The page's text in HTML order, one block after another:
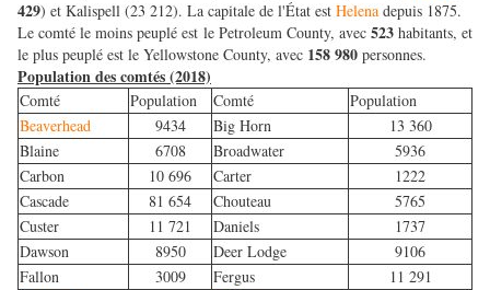
429) et Kalispell (23 212). La capitale de l'État est Helena depuis 1875.
Le comté le moins peuplé est le Petroleum County, avec 523 habitants, et
le plus peuplé est le Yellowstone County, avec 158 980 personnes.
Population des comtés (2018)
Comté Population Comté
Population
Beaverhead
9434 Big Horn
13 360
Blaine
6708 Broadwater
5936
Carbon
10 696 Carter
1222
Cascade
81 654 Chouteau
5765
Custer
11 721 Daniels
1737
Dawson
8950 Deer Lodge
9106
Fallon
3009 Fergus
11 291